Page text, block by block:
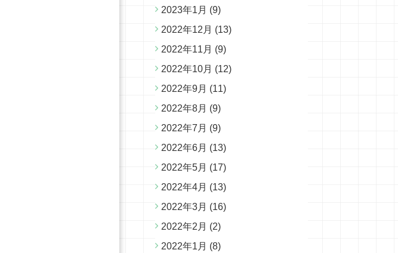
2023年1月 (9)
2022年12月 (13)
2022年11月 (9)
2022年10月 (12)
2022年9月 (11)
2022年8月 (9)
2022年7月 (9)
2022年6月 (13)
2022年5月 (17)
2022年4月 (13)
2022年3月 (16)
2022年2月 (2)
2022年1月 (8)